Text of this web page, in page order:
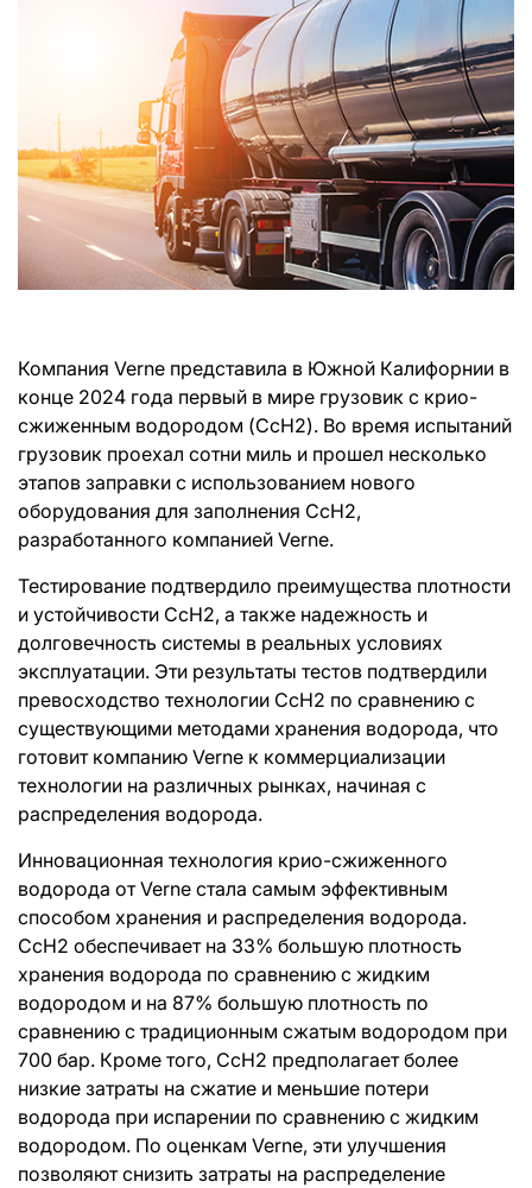
Компания Verne представила в Южной Калифорнии в
конце 2024 года первый в мире грузовик с крио-
сжиженным водородом (CcH2). Во время испытаний
грузовик проехал сотни миль и прошел несколько
этапов заправки с использованием нового
оборудования для заполнения CcH2,
разработанного компанией Verne.
Тестирование подтвердило преимущества плотности
и устойчивости CcH2, а также надежность и
долговечность системы в реальных условиях
эксплуатации. Эти результаты тестов подтвердили
превосходство технологии CcH2 по сравнению с
существующими методами хранения водорода, что
готовит компанию Verne к коммерциализации
технологии на различных рынках, начиная с
распределения водорода.
Инновационная технология крио-сжиженного
водорода от Verne стала самым эффективным
способом хранения и распределения водорода.
CcH2 обеспечивает на 33% большую плотность
хранения водорода по сравнению с жидким
водородом и на 87% большую плотность по
сравнению с традиционным сжатым водородом при
700 бар. Кроме того, CcH2 предполагает более
низкие затраты на сжатие и меньшие потери
водорода при испарении по сравнению с жидким
водородом. По оценкам Verne, эти улучшения
позволяют снизить затраты на распределение